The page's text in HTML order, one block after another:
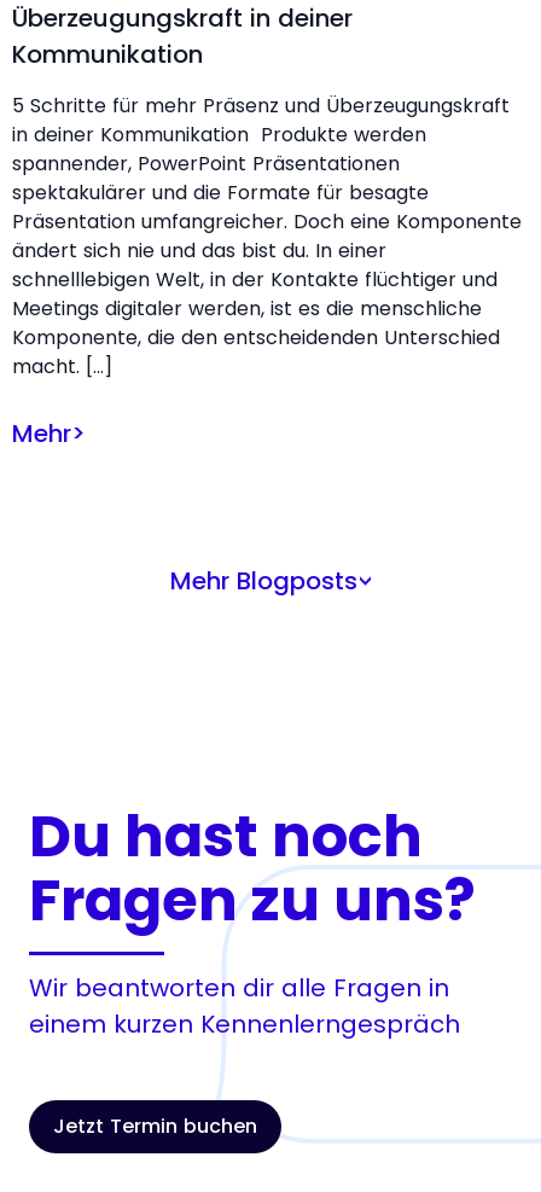
Überzeugungskraft in deiner
Kommunikation
5 Schritte für mehr Präsenz und Überzeugungskraft
in deiner Kommunikation Produkte werden
spannender, PowerPoint Präsentationen
spektakulärer und die Formate für besagte
Präsentation umfangreicher. Doch eine Komponente
ändert sich nie und das bist du. In einer
schnelllebigen Welt, in der Kontakte flüchtiger und
Meetings digitaler werden, ist es die menschliche
Komponente, die den entscheidenden Unterschied
macht. […]
Mehr>
Mehr Blogposts>
Du hast noch
Fragen zu uns?
Wir beantworten dir alle Fragen in
einem kurzen Kennenlerngespräch
Jetzt Termin buchen